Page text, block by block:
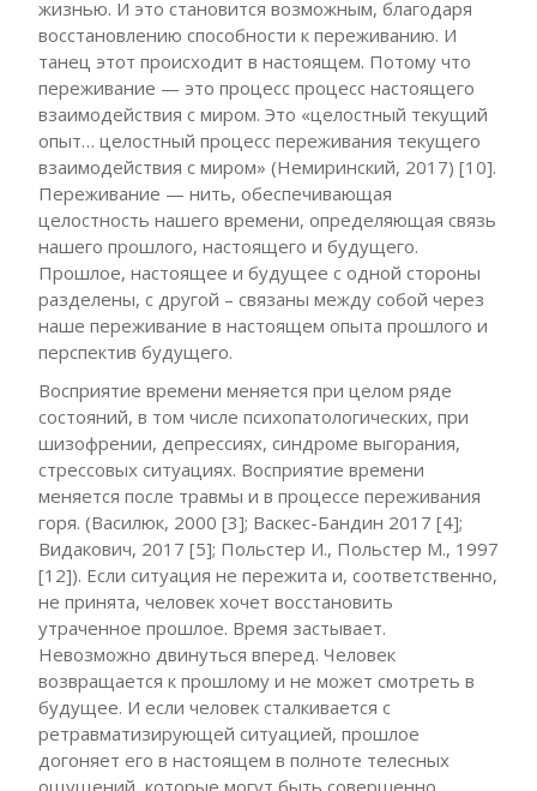
жизнью. И это становится возможным, благодаря
восстановлению способности к переживанию. И
танец этот происходит в настоящем. Потому что
переживание — это процесс процесс настоящего
взаимодействия с миром. Это «целостный текущий
опыт… целостный процесс переживания текущего
взаимодействия с миром» (Немиринский, 2017) [10].
Переживание — нить, обеспечивающая
целостность нашего времени, определяющая связь
нашего прошлого, настоящего и будущего.
Прошлое, настоящее и будущее с одной стороны
разделены, с другой – связаны между собой через
наше переживание в настоящем опыта прошлого и
перспектив будущего.
Восприятие времени меняется при целом ряде
состояний, в том числе психопатологических, при
шизофрении, депрессиях, синдроме выгорания,
стрессовых ситуациях. Восприятие времени
меняется после травмы и в процессе переживания
горя. (Василюк, 2000 [3]; Васкес-Бандин 2017 [4];
Видакович, 2017 [5]; Польстер И., Польстер М., 1997
[12]). Если ситуация не пережита и, соответственно,
не принята, человек хочет восстановить
утраченное прошлое. Время застывает.
Невозможно двинуться вперед. Человек
возвращается к прошлому и не может смотреть в
будущее. И если человек сталкивается с
ретравматизирующей ситуацией, прошлое
догоняет его в настоящем в полноте телесных